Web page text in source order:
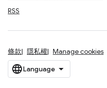
RSS
條款 隱私權 Manage cookies